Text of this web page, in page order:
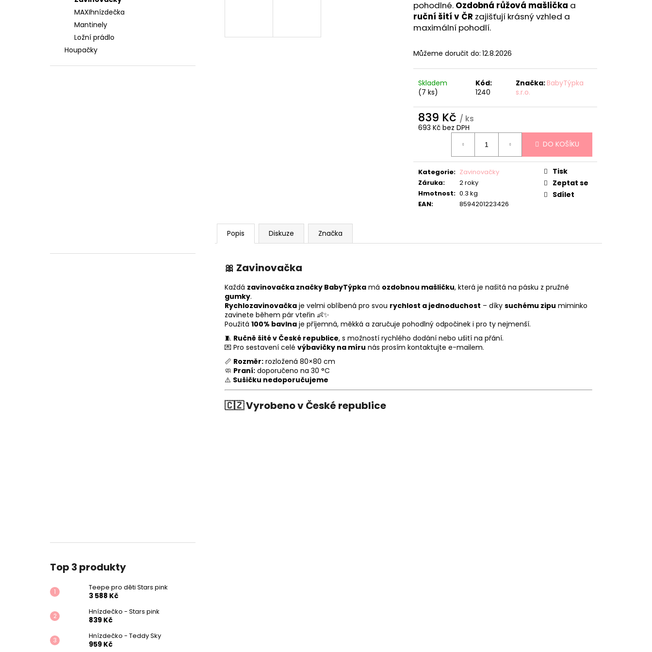
MAXIhnízdečka
Mantinely
Ložní prádlo
Houpačky
Top 3 produkty
Teepe pro děti Stars pink
3 588 Kč
Hnízdečko - Stars pink
839 Kč
Hnízdečko - Teddy Sky
959 Kč
pohodlné. Ozdobná růžová mašlička a
ruční šití v ČR zajišťují krásný vzhled a
maximální pohodlí.
Můžeme doručit do: 12.8.2026
Skladem
(7 ks)
Kód:
1240
Značka: BabyTýpka
s.r.o.
839 Kč / ks
693 Kč bez DPH
DO KOŠÍKU
Kategorie: Zavinovačky
Záruka:
2 roky
Hmotnost: 0.3 kg
EAN: 8594201223426
Tisk
Zeptat se
Sdílet
Popis Diskuze Značka
🎀 Zavinovačka
Každá zavinovačka značky BabyTýpka má ozdobnou mašličku, která je našitá na pásku z pružné
gumky.
Rychlozavinovačka je velmi oblíbená pro svou rychlost a jednoduchost – díky suchému zipu miminko
zavinete během pár vteřin 👶✨
Použitá 100% bavlna je příjemná, měkká a zaručuje pohodlný odpočinek i pro ty nejmenší.
🧵 Ručně šité v České republice, s možností rychlého dodání nebo ušití na přání.
💌 Pro sestavení celé výbavičky na míru nás prosím kontaktujte e-mailem.
📏 Rozměr: rozložená 80×80 cm
🧼 Praní: doporučeno na 30 °C
⚠️ Sušičku nedoporučujeme
🇨🇿Vyrobeno v České republice
3 588 Kč